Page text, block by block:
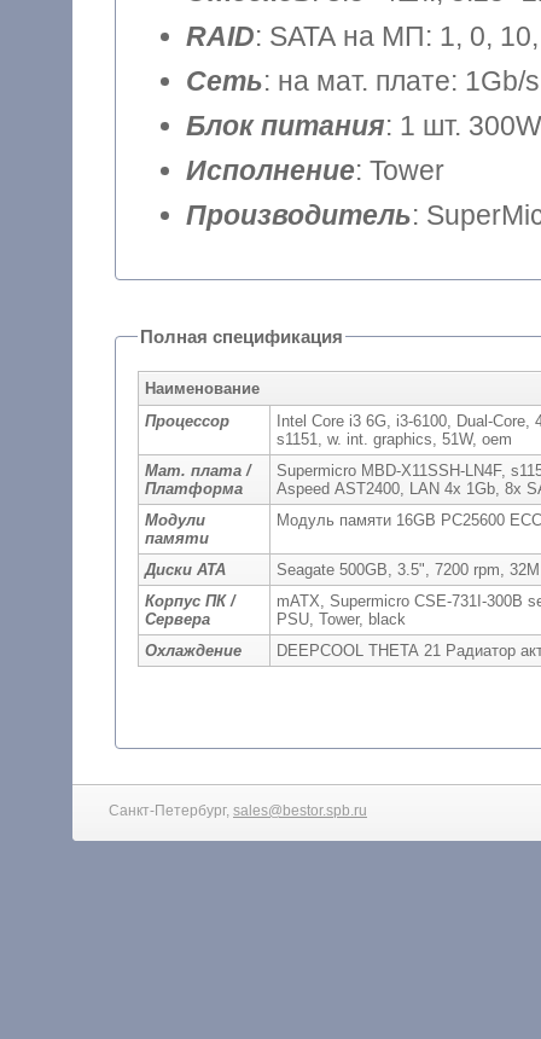
RAID: SATA на МП: 1, 0,
Сеть: на мат. плате: 1Gb/
Блок питания: 1 шт. 300W
Исполнение: Tower
Производитель:
Полная спецификация
Наименование
Процессор
Intel Core i3 6G, i3-6100, Dual-
s1151, w. int. graphics, 51W, oem
Мат. плата /
Платформа
Supermicro MBD-X11SSH-LN4F,
Aspeed AST2400, LAN 4x 1Gb, 8x
Модули
памяти
Модуль памяти 16GB PC25600
Диски ATA
Seagate 500GB, 3.5", 7200 rpm,
Корпус ПК /
Сервера
mATX, Supermicro CSE-731I-300B
PSU, Tower, black
Охлаждение
DEEPCOOL THETA 21 Радиатор
Санкт-Петербург, sales@bestor.spb.ru